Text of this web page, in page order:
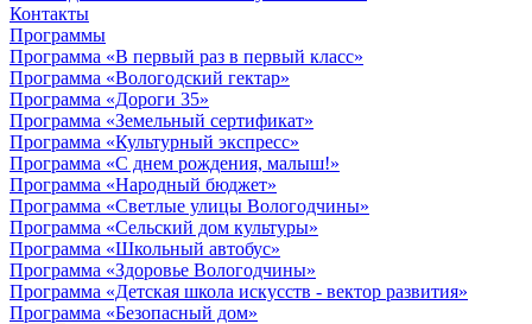
Контакты
Программы
Программа «В первый раз в первый класс»
Программа «Вологодский гектар»
Программа «Дороги 35»
Программа «Земельный сертификат»
Программа «Культурный экспресс»
Программа «С днем рождения, малыш!»
Программа «Народный бюджет»
Программа «Светлые улицы Вологодчины»
Программа «Сельский дом культуры»
Программа «Школьный автобус»
Программа «Здоровье Вологодчины»
Программа «Детская школа искусств - вектор развития»
Программа «Безопасный дом»